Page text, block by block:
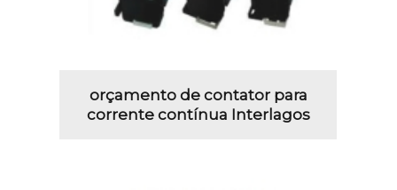
orçamento de contator para
corrente contínua Interlagos